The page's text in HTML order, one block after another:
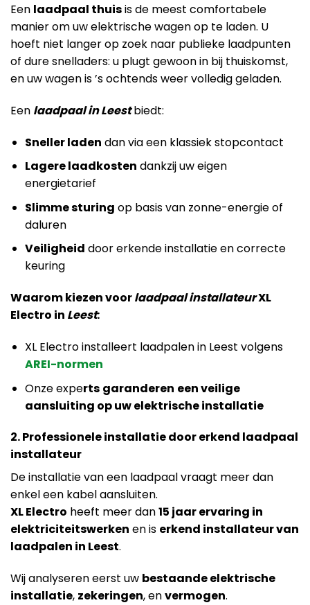
Een laadpaal thuisis de meest comfortabele
manier om uw elektrische wagen op te laden. U
hoeft niet langer op zoek naar publieke laadpunten
of dure snelladers: u plugt gewoon in bij thuiskomst,
en uw wagen is ’s ochtends weer volledig geladen.
Een laadpaal in Leestbiedt:
Sneller laden dan via een klassiek stopcontact
Lagere laadkosten dankzij uw eigen
energietarief
Slimme sturing op basis van zonne-energie of
daluren
Veiligheid door erkende installatie en correcte
keuring
Waarom kiezen voorlaadpaal installateurXL
Electro in Leest:
XL Electro installeert laadpalen in Leest volgens
AREI-normen
Onze experts garanderen een veilige
aansluiting op uw elektrische installatie
2. Professionele installatie door erkend laadpaal
installateur
De installatie van een laadpaal vraagt meer dan
enkel een kabel aansluiten.
XL Electro heeft meer dan15 jaar ervaring in
elektriciteitswerken en is erkend installateur van
laadpalen in Leest.
Wij analyseren eerst uw bestaande elektrische
installatie, zekeringen, envermogen.